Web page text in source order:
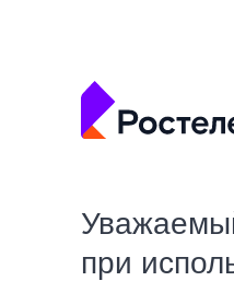
при